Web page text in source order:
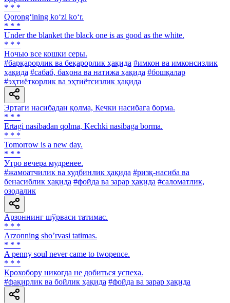
* * *
Qorong‘ining ko‘zi ko‘r.
* * *
Under the blanket the black one is as good as the white.
* * *
Ночью все кошки серы.
#барқарорлик ва беқарорлик ҳақида #имкон ва имконсизлик
ҳақида #сабаб, баҳона ва натижа ҳақида #бошқалар
#эҳтиёткорлик ва эҳтиётсизлик ҳақида
Эртаги насибадан қолма, Кечки насибага борма.
* * *
Ertagi nasibadan qolma, Kechki nasibaga borma.
* * *
Tomorrow is a new day.
* * *
Утро вечера мудренее.
#жамоатчилик ва худбинлик ҳақида #ризқ-насиба ва
бенасиблик ҳақида #фойда ва зарар ҳақида #саломатлик,
озодалик
Арзоннинг шўрваси татимас.
* * *
Аrzonning shoʼrvasi tatimas.
* * *
A penny soul never came to twopence.
* * *
Крохобору никогда не добиться успеха.
#фақирлик ва бойлик ҳақида #фойда ва зарар ҳақида